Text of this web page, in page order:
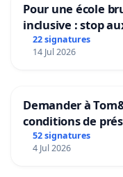
Pour une école
inclusive : stop
primaire
22 signatures
14 Jul 2026
Demander à
conditions de
mettre fin à la
52 signatures
4 Jul 2026